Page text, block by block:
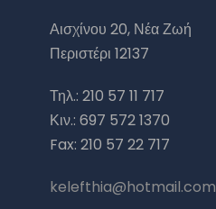
Αισχίνου 20, Νέα Ζωή
Περιστέρι 12137
Τηλ.: 210 57 11 717
Κιν.: 697 572 1370
Fax: 210 57 22 717
kelefthia@hotmail.com